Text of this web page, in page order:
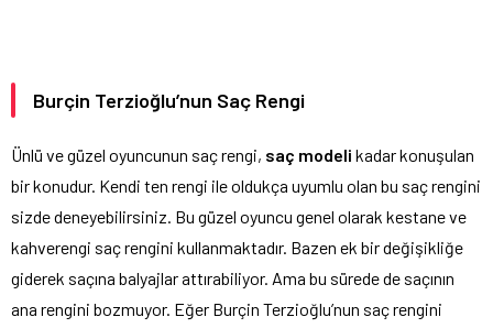
Burçin Terzioğlu’nun Saç Rengi
Ünlü ve güzel oyuncunun saç rengi, saç modeli kadar konuşulan
bir konudur. Kendi ten rengi ile oldukça uyumlu olan bu saç rengini
sizde deneyebilirsiniz. Bu güzel oyuncu genel olarak kestane ve
kahverengi saç rengini kullanmaktadır. Bazen ek bir değişikliğe
giderek saçına balyajlar attırabiliyor. Ama bu sürede de saçının
ana rengini bozmuyor. Eğer Burçin Terzioğlu’nun saç rengini